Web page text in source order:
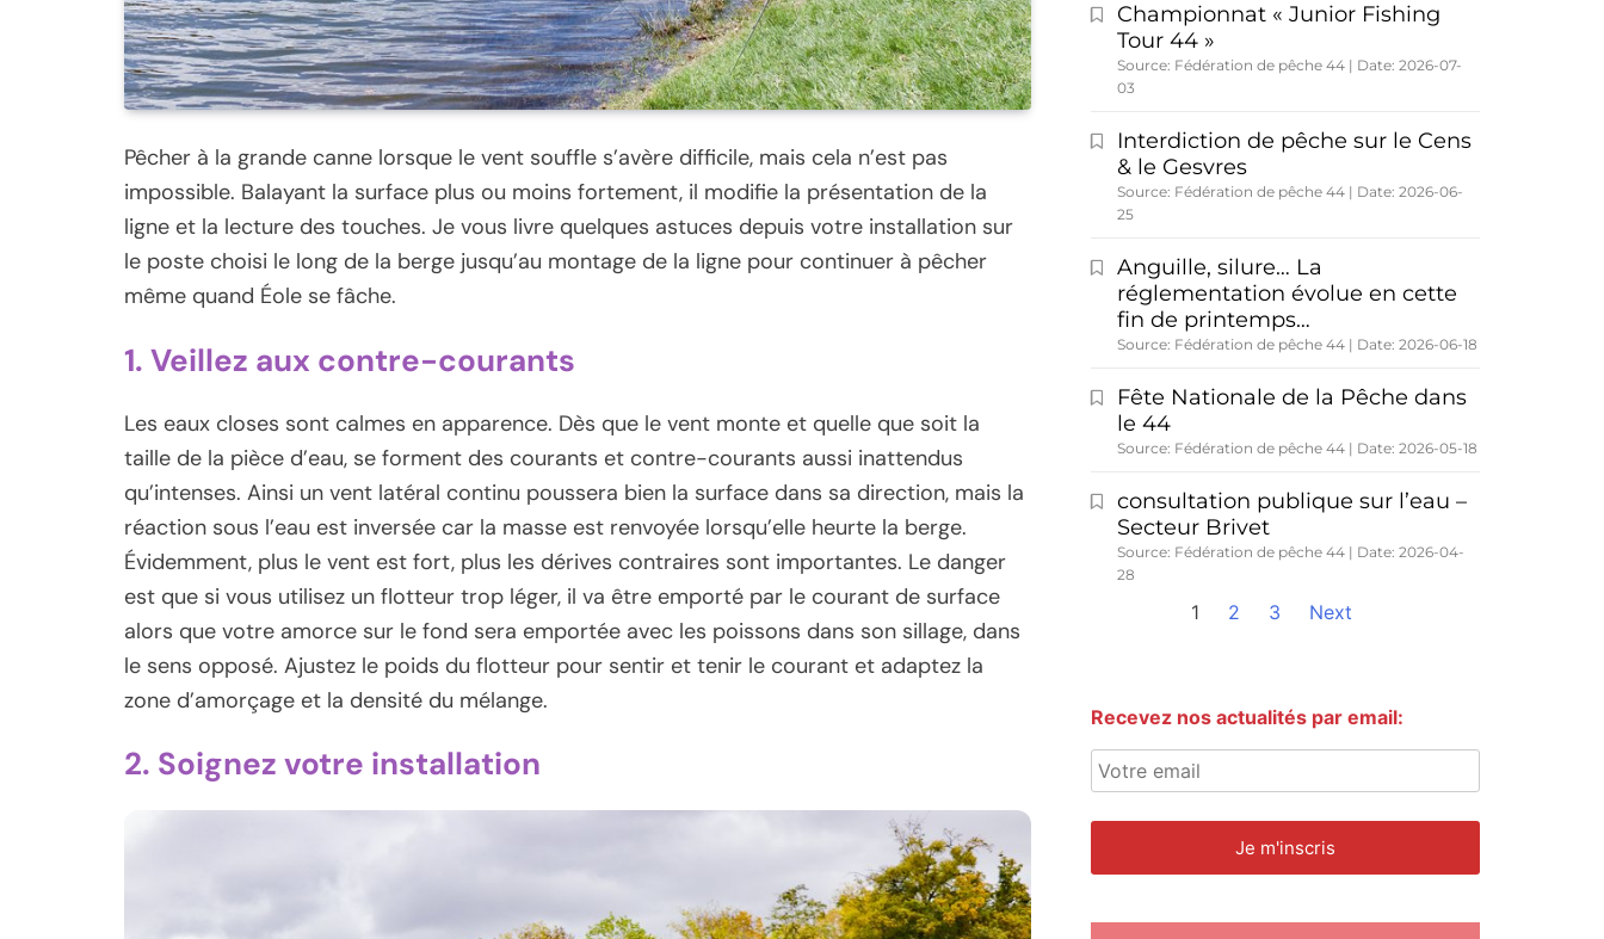
Pêcher à la grande canne lorsque le vent souffle s’avère difficile, mais cela n’est pas
impossible. Balayant la surface plus ou moins fortement, il modifie la présentation de la
ligne et la lecture des touches. Je vous livre quelques astuces depuis votre installation sur
le poste choisi le long de la berge jusqu’au montage de la ligne pour continuer à pêcher
même quand Éole se fâche.
1. Veillez aux contre-courants
Les eaux closes sont calmes en apparence. Dès que le vent monte et quelle que soit la
taille de la pièce d’eau, se forment des courants et contre-courants aussi inattendus
qu’intenses. Ainsi un vent latéral continu poussera bien la surface dans sa direction, mais la
réaction sous l’eau est inversée car la masse est renvoyée lorsqu’elle heurte la berge.
Évidemment, plus le vent est fort, plus les dérives contraires sont importantes. Le danger
est que si vous utilisez un flotteur trop léger, il va être emporté par le courant de surface
alors que votre amorce sur le fond sera emportée avec les poissons dans son sillage, dans
le sens opposé. Ajustez le poids du flotteur pour sentir et tenir le courant et adaptez la
zone d’amorçage et la densité du mélange.
2. Soignez votre installation
Championnat « Junior Fishing
Tour 44 »
Source: Fédération de pêche 44
Date: 2026-07-
03
Interdiction de pêche sur le Cens
& le Gesvres
Source: Fédération de pêche 44
Date: 2026-06-
25
Anguille, silure… La
réglementation évolue en cette
fin de printemps…
Source: Fédération de pêche 44 Date: 2026-06-18
Fête Nationale de la Pêche dans
le 44
Source: Fédération de pêche 44 Date: 2026-05-18
consultation publique sur l’eau –
Secteur Brivet
Source: Fédération de pêche 44
Date: 2026-04-
28
1 2 3 Next
Recevez nos actualités par email: